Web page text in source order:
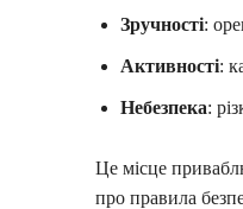
Зручності:
Активності:
Небезпека:
Це місце
про правила